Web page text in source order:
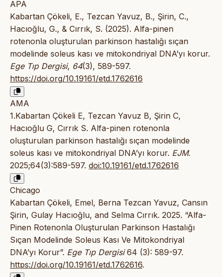
APA
Kabartan Çökeli, E., Tezcan Yavuz, B., Şirin, C.,
Hacıoğlu, G., & Cırrık, S. (2025). Alfa-pinen
rotenonla oluşturulan parkinson hastalığı sıçan
modelinde soleus kası ve mitokondriyal DNA’yı korur.
Ege Tıp Dergisi, 64(3), 589-597.
https://doi.org/10.19161/etd.1762616
AMA
1.Kabartan Çökeli E, Tezcan Yavuz B, Şirin C,
Hacıoğlu G, Cırrık S. Alfa-pinen rotenonla
oluşturulan parkinson hastalığı sıçan modelinde
soleus kası ve mitokondriyal DNA’yı korur. EJM.
2025;64(3):589-597. doi:10.19161/etd.1762616
Chicago
Kabartan Çökeli, Emel, Berna Tezcan Yavuz, Cansın
Şirin, Gulay Hacıoğlu, and Selma Cırrık. 2025. “Alfa-
Pinen Rotenonla Oluşturulan Parkinson Hastalığı
Sıçan Modelinde Soleus Kası Ve Mitokondriyal
DNA’yı Korur”. Ege Tıp Dergisi64 (3): 589-97.
https://doi.org/10.19161/etd.1762616.